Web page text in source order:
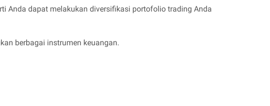
Anda dapat melakukan diversifikasi portofolio trading Anda
berbagai instrumen keuangan.